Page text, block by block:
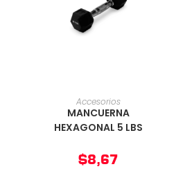
AÑADIR AL CARRITO
Accesorios
MANCUERNA
HEXAGONAL 5 LBS
$8,67